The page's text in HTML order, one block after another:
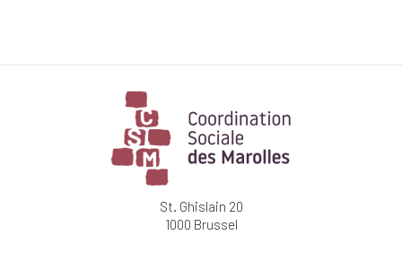
St. Ghislain 20
1000 Brussel